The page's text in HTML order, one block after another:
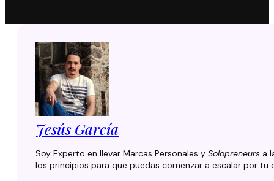
Jesús García
Soy Experto en llevar Marcas Personales y Solopreneurs a
los principios para que puedas comenzar a escalar por tu